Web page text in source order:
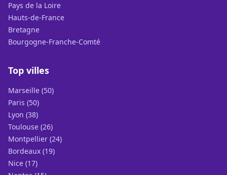
Pays de la Loire
Hauts-de-France
Bretagne
Bourgogne-Franche-Comté
Top villes
Marseille (50)
Paris (50)
Lyon (38)
Toulouse (26)
Montpellier (24)
Bordeaux (19)
Nice (17)